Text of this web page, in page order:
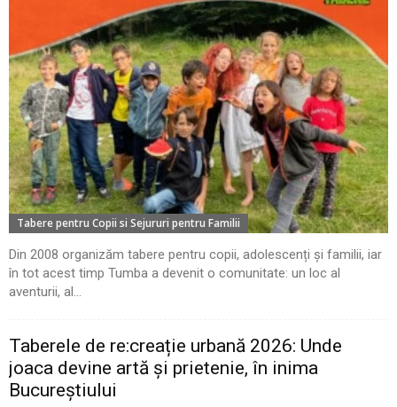
Tabere pentru Copii si Sejururi pentru Familii
Din 2008 organizăm tabere pentru copii, adolescenți și familii, iar
în tot acest timp Tumba a devenit o comunitate: un loc al
aventurii, al...
Taberele de re:creație urbană 2026: Unde
joaca devine artă și prietenie, în inima
Bucureștiului